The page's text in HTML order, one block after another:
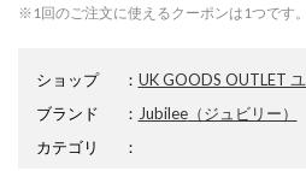
※1回のご注文に使えるクーポンは1つです
ショップ ： UK GOODS OUTLET
ブランド
： Jubilee（ジュビリー）
カテゴリ
：